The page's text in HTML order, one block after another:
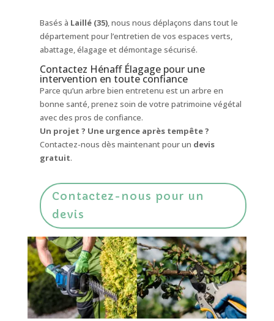
Basés à Laillé (35), nous nous déplaçons dans tout le
département pour l’entretien de vos espaces verts,
abattage, élagage et démontage sécurisé.
Contactez Hénaff Élagage pour une
intervention en toute confiance
Parce qu’un arbre bien entretenu est un arbre en
bonne santé, prenez soin de votre patrimoine végétal
avec des pros de confiance.
Un projet ? Une urgence après tempête ?
Contactez-nous dès maintenant pour un devis
gratuit.
Contactez-nous pour un
devis